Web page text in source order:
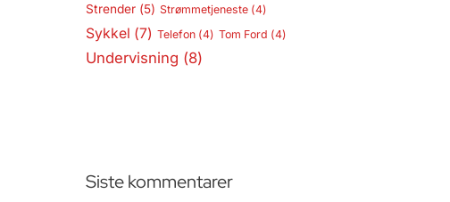
Strender(5) Strømmetjeneste(4)
Sykkel (7) Telefon(4) Tom Ford (4)
Undervisning (8)
Siste kommentarer